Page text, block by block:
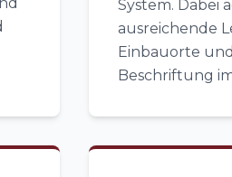
System. Dabei
ausreichende
Einbauorte
Beschriftung